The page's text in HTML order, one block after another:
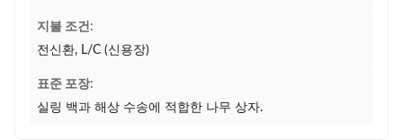
지불 조건:
전신환, L/C (신용장)
표준 포장:
실링 백과 해상 수송에 적합한 나무 상자.